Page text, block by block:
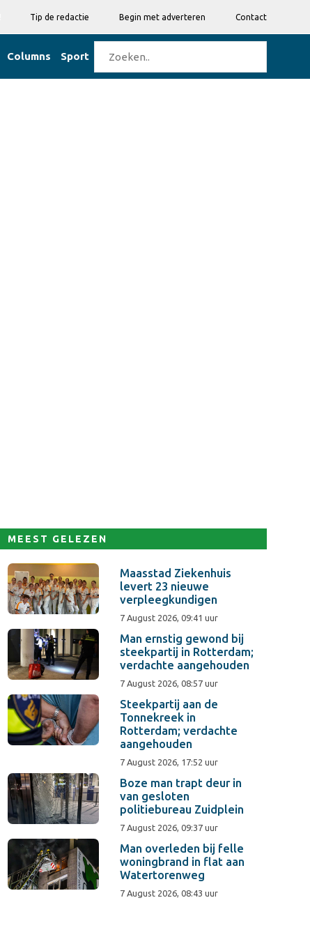
Tip de redactie Begin met adverteren Contact
Columns Sport
MEEST GELEZEN
Maasstad Ziekenhuis
levert 23 nieuwe
verpleegkundigen
7 August 2026, 09:41 uur
Man ernstig gewond bij
steekpartij in Rotterdam;
verdachte aangehouden
7 August 2026, 08:57 uur
Steekpartij aan de
Tonnekreek in
Rotterdam; verdachte
aangehouden
7 August 2026, 17:52 uur
Boze man trapt deur in
van gesloten
politiebureau Zuidplein
7 August 2026, 09:37 uur
Man overleden bij felle
woningbrand in flat aan
Watertorenweg
7 August 2026, 08:43 uur